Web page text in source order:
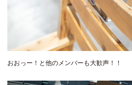
おおっー！と他のメンバーも大歓声！！